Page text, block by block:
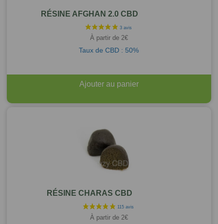
RÉSINE AFGHAN 2.0 CBD
À partir de 2€
Taux de CBD : 50%
Ajouter au panier
RÉSINE CHARAS CBD
À partir de 2€